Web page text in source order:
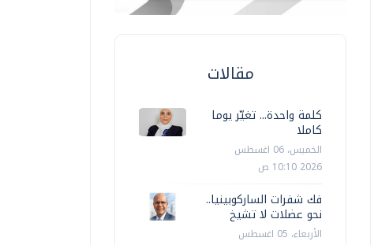
مقالات
كلمة واحدة... تغيّر يوما
كاملا
الخميس، 06 اغسطس
2026 10:10 ص
فك شفرات الساركوبينيا..
نحو عضلات لا تشيخ
الأربعاء، 05 اغسطس